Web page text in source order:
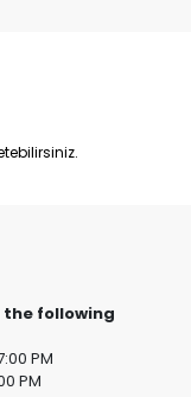
the following
PM
PM